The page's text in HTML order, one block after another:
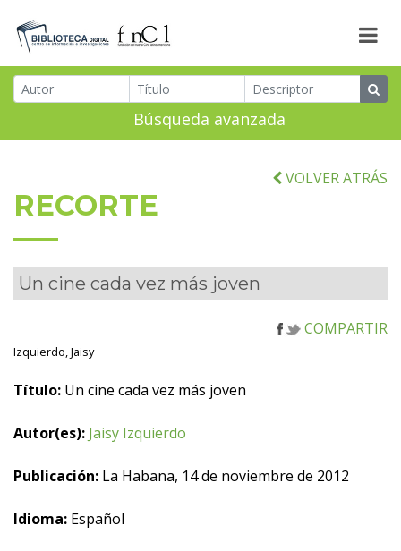
Búsqueda avanzada
VOLVER ATRÁS
RECORTE
Un cine cada vez más joven
COMPARTIR
Izquierdo, Jaisy
Título: Un cine cada vez más joven
Autor(es): Jaisy Izquierdo
Publicación: La Habana, 14 de noviembre de 2012
Idioma: Español